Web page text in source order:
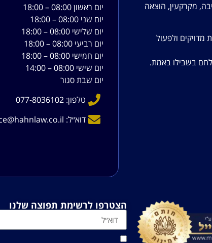
מקרקעין, הוצאה
מדויקים ולפעול
בשבילו באמת.
יום ראשון 08:00 – 18:00
יום שני 08:00 – 18:00
יום שלישי 08:00 – 18:00
יום רביעי 08:00 – 18:00
יום חמישי 08:00 – 18:00
יום שישי 08:00 – 14:00
יום שבת סגור
טלפון: 077-8036102
דוא׳׳ל: office@hahnlaw.co.il
הצטרפו לרשימת תפוצה שלנו